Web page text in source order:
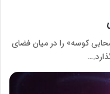
کوسه» را در میان فضای